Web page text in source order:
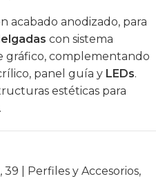
acabado anodizado, para
con sistema
gráfico, complementando
panel guía y LEDs.
estéticas para
, 39 | Perfiles y Accesorios,